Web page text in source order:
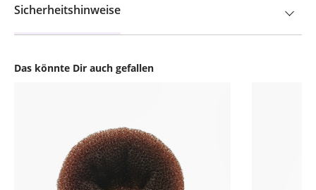
Das könnte Dir auch gefallen
Sicherheitshinweise